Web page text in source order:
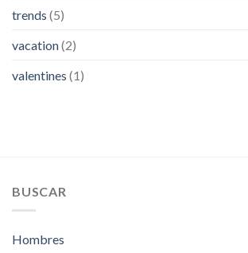
trends (5)
vacation(2)
valentines (1)
BUSCAR
Hombres